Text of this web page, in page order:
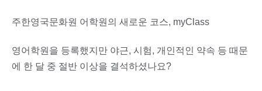
주한영국문화원 어학원의 새로운 코스, myClass
영어학원을 등록했지만 야근, 시험, 개인적인 약속 등 때문
에 한 달 중 절반 이상을 결석하셨나요?